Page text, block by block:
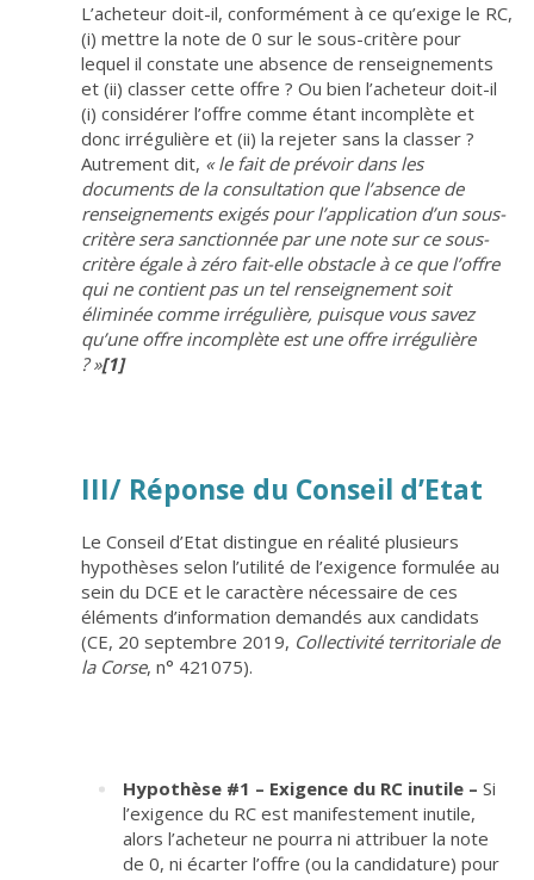
L’acheteur doit-il, conformément à ce qu’exige le RC,
(i) mettre la note de 0 sur le sous-critère pour
lequel il constate une absence de renseignements
et (ii) classer cette offre ? Ou bien l’acheteur doit-il
(i) considérer l’offre comme étant incomplète et
donc irrégulière et (ii) la rejeter sans la classer ?
Autrement dit, «le fait de prévoir dans les
documents de la consultation que l’absence de
renseignements exigés pour l’application d’un sous-
critère sera sanctionnée par une note sur ce sous-
critère égale à zéro fait-elle obstacle à ce que l’offre
qui ne contient pas un tel renseignement soit
éliminée comme irrégulière, puisque vous savez
qu’une offre incomplète est une offre irrégulière
?»[1]
III/ Réponse du Conseil d’Etat
Le Conseil d’Etat distingue en réalité plusieurs
hypothèses selon l’utilité de l’exigence formulée au
sein du DCE et le caractère nécessaire de ces
éléments d’information demandés aux candidats
(CE, 20 septembre 2019, Collectivité territoriale de
la Corse, n° 421075).
Hypothèse #1 – Exigence du RC inutile – Si
l’exigence du RC est manifestement inutile,
alors l’acheteur ne pourra ni attribuer la note
de 0, ni écarter l’offre (ou la candidature) pour